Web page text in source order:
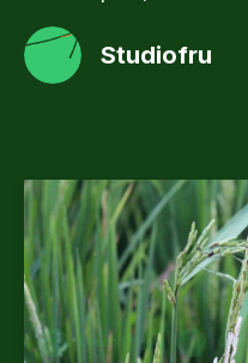
Studiofru